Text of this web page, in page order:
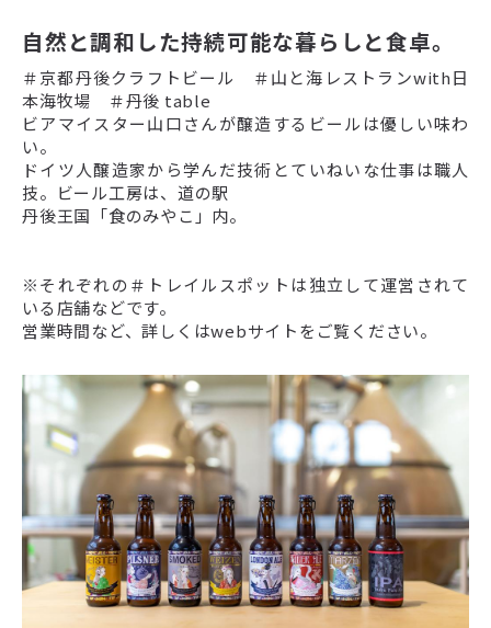
自然と調和した持続可能な暮らしと食卓。
＃京都丹後クラフトビール ＃山と海レストランwith日
本海牧場 ＃丹後 table
ビアマイスター山口さんが醸造するビールは優しい味わ
い。
ドイツ人醸造家から学んだ技術とていねいな仕事は職人
技。ビール工房は、道の駅
丹後王国「食のみやこ」内。
※それぞれの＃トレイルスポットは独立して運営されて
いる店舗などです。
営業時間など、詳しくはwebサイトをご覧ください。